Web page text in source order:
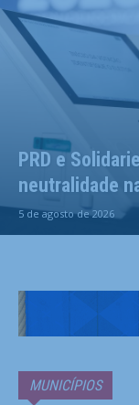
PRD e
neutralidade
5 de agosto de 2026
MUNICÍPIOS